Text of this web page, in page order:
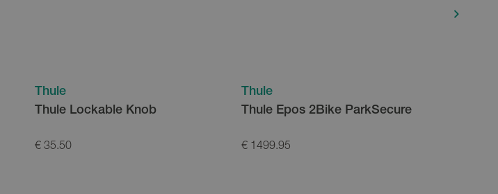
Thule
Thule Lockable Knob
€ 35.50
Thule
Thule Epos 2Bike ParkSecure
€ 1499.95